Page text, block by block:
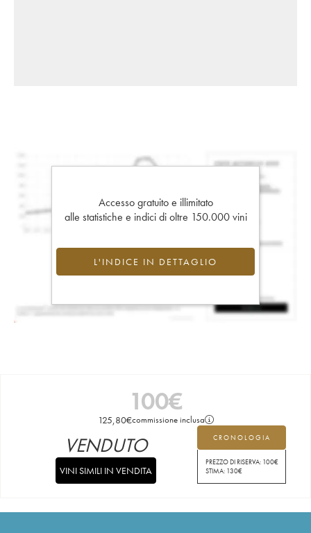
Accesso gratuito e illimitato
alle statistiche e indici di oltre 150.000 vini
L'INDICE IN DETTAGLIO
100€
125,80€commissione inclusa
CRONOLOGIA
PREZZO DI RISERVA: 100€
STIMA: 130€
VENDUTO
VINI SIMILI IN VENDITA